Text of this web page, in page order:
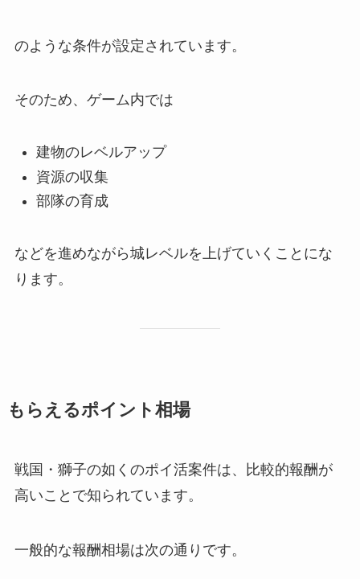
のような条件が設定されています。
そのため、ゲーム内では
建物のレベルアップ
資源の収集
部隊の育成
などを進めながら城レベルを上げていくことにな
ります。
もらえるポイント相場
戦国・獅子の如くのポイ活案件は、比較的報酬が
高いことで知られています。
一般的な報酬相場は次の通りです。